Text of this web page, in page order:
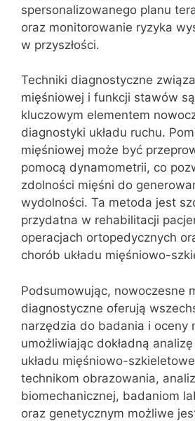
spersonalizowanego planu
oraz monitorowanie ryzyka
w przyszłości.
Techniki diagnostyczne
mięśniowej i funkcji stawów
kluczowym elementem
diagnostyki układu ruchu.
mięśniowej może być
pomocą dynamometrii, co
zdolności mięśni do
wydolności. Ta metoda jest
przydatna w rehabilitacji
operacjach ortopedycznych
chorób układu mięśniowo-
Podsumowując, nowoczesne
diagnostyczne oferują
narzędzia do badania i oceny
umożliwiając dokładną
układu mięśniowo-
technikom obrazowania,
biomechanicznej, badaniom
oraz genetycznym możliwe